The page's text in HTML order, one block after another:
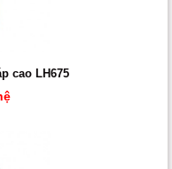
cao LH675